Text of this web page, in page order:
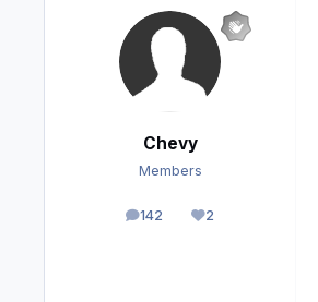
Chevy
Members
142
posts 2
Reputation